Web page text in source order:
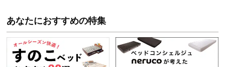
あなたにおすすめの特集